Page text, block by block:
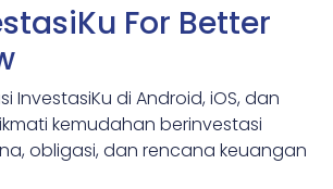
For Better
InvestasiKu di Android, iOS, dan
kemudahan berinvestasi
obligasi, dan rencana keuangan